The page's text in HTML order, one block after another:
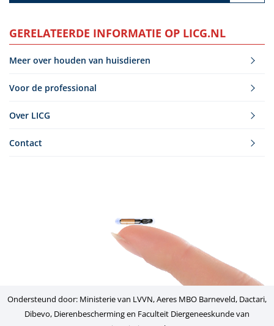
GERELATEERDE INFORMATIE OP LICG.NL
Meer over houden van huisdieren
Voor de professional
Over LICG
Contact
Ondersteund door: Ministerie van LVVN, Aeres MBO Barneveld, Dactari,
Dibevo, Dierenbescherming en Faculteit Diergeneeskunde van